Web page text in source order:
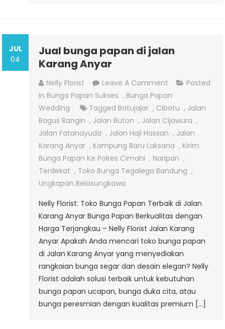
JUL
04
Jual bunga papan di jalan
Karang Anyar
Nelly Florist Leave A Comment On
Jual
Bunga
Papan
Di
Jalan
Karang
Anyar
Posted
In Bunga Papan Sukses , Bunga Papan
Wedding
Tagged Batujajar , Cibatu , Jalan
Bagus Rangin , Jalan Buton , Jalan Cijawura ,
Jalan Fatanayuda , Jalan Haji Hassan , Jalan
Karang Anyar , Kampung Baru Laksana , Kirim
Bunga Papan Ke Polres Cimahi , Naripan ,
Terdekat , Toko Bunga Tegalega Bandung ,
Ungkapan Belasungkawa
Nelly Florist: Toko Bunga Papan Terbaik di Jalan
Karang Anyar Bunga Papan Berkualitas dengan
Harga Terjangkau – Nelly Florist Jalan Karang
Anyar Apakah Anda mencari toko bunga papan
di Jalan Karang Anyar yang menyediakan
rangkaian bunga segar dan desain elegan? Nelly
Florist adalah solusi terbaik untuk kebutuhan
bunga papan ucapan, bunga duka cita, atau
bunga peresmian dengan kualitas premium […]